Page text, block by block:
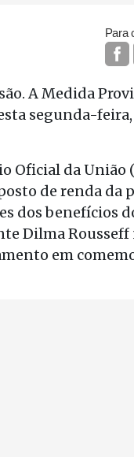
Para
A Medida
segunda-feira,
Oficial da União
de renda da
dos benefícios
Dilma Rousseff
em